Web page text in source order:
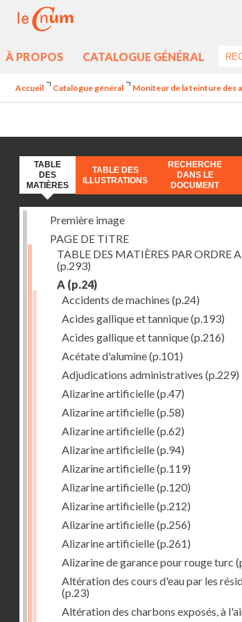
À PROPOS CATALOGUE GÉNÉRAL
Accueil Catalogue général Moniteur de la teinture des
TABLE
DES
MATIÈRES
TABLE DES
ILLUSTRATIONS
RECHERCHE
DANS LE
DOCUMENT
Première image
PAGE DE TITRE
TABLE DES MATIÈRES PAR ORDRE
(p.293)
A (p.24)
Accidents de machines (p.24)
Acides gallique et tannique(p.193)
Acides gallique et tannique(p.216)
Acétate d'alumine(p.101)
Adjudications administratives (p.229)
Alizarine artificielle(p.47)
Alizarine artificielle(p.58)
Alizarine artificielle(p.62)
Alizarine artificielle(p.94)
Alizarine artificielle(p.119)
Alizarine artificielle(p.120)
Alizarine artificielle(p.212)
Alizarine artificielle(p.256)
Alizarine artificielle(p.261)
Alizarine de garance pour rouge turc
Altération des cours d'eau par les
(p.23)
Altération des charbons exposés, à